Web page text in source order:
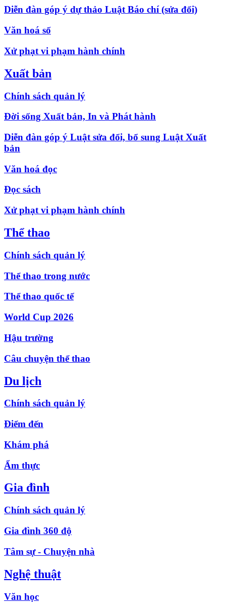
Diễn đàn góp ý dự thảo Luật Báo chí (sửa đổi)
Văn hoá số
Xử phạt vi phạm hành chính
Xuất bản
Chính sách quản lý
Đời sống Xuất bản, In và Phát hành
Diễn đàn góp ý Luật sửa đổi, bổ sung Luật Xuất
bản
Văn hoá đọc
Đọc sách
Xử phạt vi phạm hành chính
Thể thao
Chính sách quản lý
Thể thao trong nước
Thể thao quốc tế
World Cup 2026
Hậu trường
Câu chuyện thể thao
Du lịch
Chính sách quản lý
Điểm đến
Khám phá
Ẩm thực
Gia đình
Chính sách quản lý
Gia đình 360 độ
Tâm sự - Chuyện nhà
Nghệ thuật
Văn học